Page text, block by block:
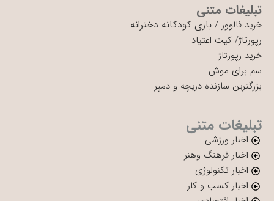
تبلیغات متنی
خرید فالوور / بازی کودکانه دخترانه
رپورتاژ/ کیت اعتیاد
خرید رپورتاژ
سم برای موش
بزرگترین سازنده دریچه و دمپر
تبلیغات متنی
اخبار ورزشی
اخبار فرهنگ وهنر
اخبار تکنولوژی
اخبار کسب و کار